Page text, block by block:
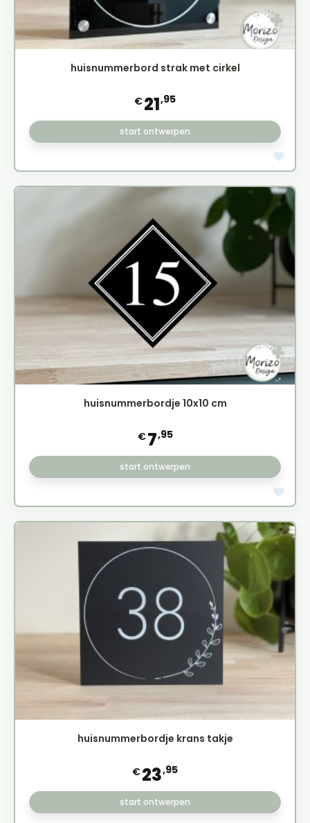
huisnummerbord strak met cirkel
€21,95
start ontwerpen
huisnummerbordje 10x10 cm
€7,95
start ontwerpen
huisnummerbordje krans takje
€23,95
start ontwerpen